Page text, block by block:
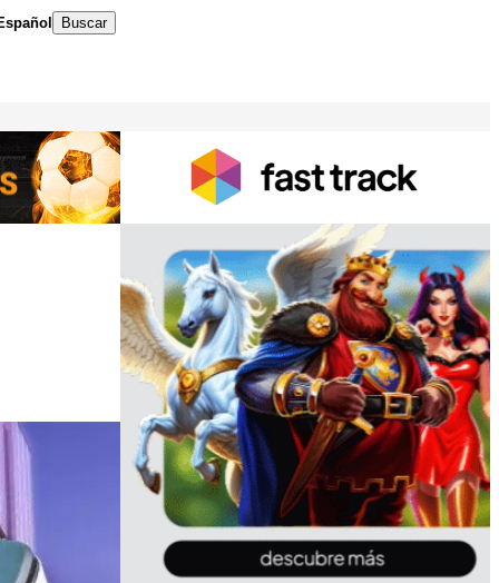
Buscar